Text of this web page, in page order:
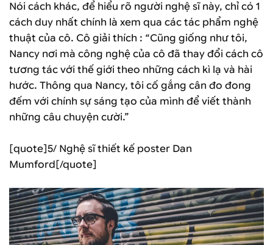
Nói cách khác, để hiểu rõ người nghệ sĩ này, chỉ có 1
cách duy nhất chính là xem qua các tác phẩm nghệ
thuật của cô. Cô giải thích : “Cũng giống như tôi,
Nancy nơi mà công nghệ của cô đã thay đổi cách cô
tương tác với thế giới theo những cách kì lạ và hài
hước. Thông qua Nancy, tôi cố gắng cân đo đong
đếm với chính sự sáng tạo của mình để viết thành
những câu chuyện cười.”
[quote]5/ Nghệ sĩ thiết kế poster Dan
Mumford[/quote]